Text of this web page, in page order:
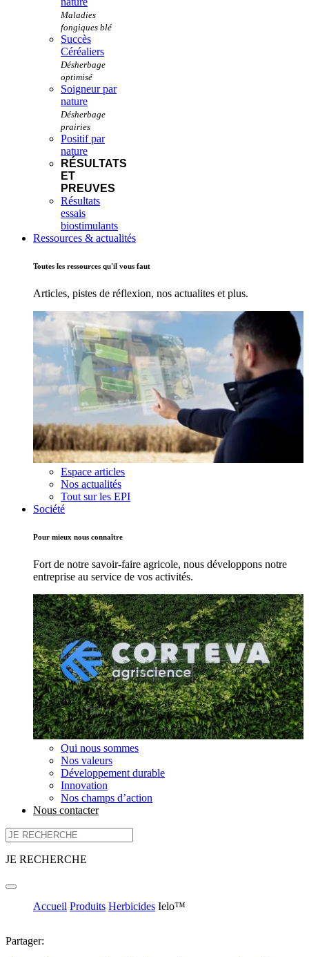
Succès
Céréaliers
Soigneur par
nature
Positif par
nature
RÉSULTATS
ET
PREUVES
Résultats
essais
biostimulants
Ressources & actualités
Toutes les ressources qu'il vous faut
Articles, pistes de réflexion, nos actualites et plus.
Espace articles
Nos actualités
Tout sur les EPI
Société
Pour mieux nous connaître
Fort de notre savoir-faire agricole, nous développons notre
entreprise au service de vos activités.
Qui nous sommes
Nos valeurs
Développement durable
Innovation
Nos champs d’action
Nous contacter
JE RECHERCHE
Accueil Produits Herbicides Ielo™
Partager: